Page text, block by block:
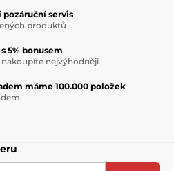
servis
produktů
5% bonusem
nakoupíte nejvýhodněji
máme 100.000 položek